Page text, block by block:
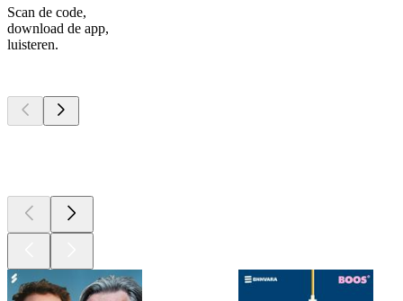
Scan de code,
download de app,
luisteren.